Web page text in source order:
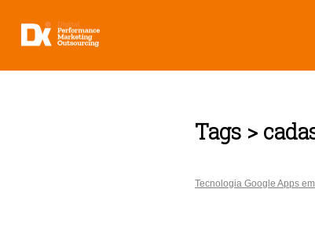
Tags >
Tecnologia Google Apps